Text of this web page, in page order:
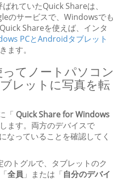
れていたQuick Shareは、
のサービスで、Windowsでも
Shareを使えば、インタ
PCとAndroidタブレット
ます。
てノートパソコン
レットに写真を転
「 Quick Share for Windows
ます。両方のデバイスで
なっていることを確認してく
のトグルで、タブレットのク
全員 」または「自分のデバイ